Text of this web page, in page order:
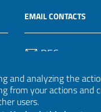
and analyzing the
from your actions and
users.
EMAIL CONTACTS
PEC
Email